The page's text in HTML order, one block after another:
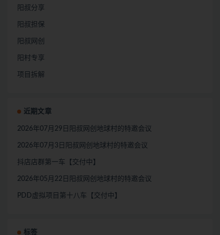
阳叔分享
阳叔担保
阳叔网创
阳村专享
项目拆解
近期文章
2026年07月29日阳叔网创地球村的特邀会议
2026年07月3日阳叔网创地球村的特邀会议
抖店店群第一车【交付中】
2026年05月22日阳叔网创地球村的特邀会议
PDD虚拟项目第十八车【交付中】
标签